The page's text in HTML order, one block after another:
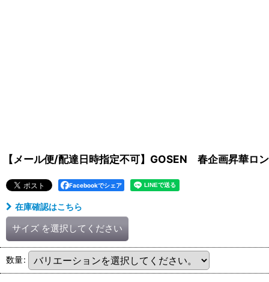
【メール便/配達日時指定不可】GOSEN 春企画昇華
Facebookでシェア
在庫確認はこちら
サイズ を選択してください
数量: